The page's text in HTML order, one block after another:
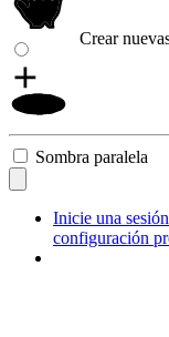
Crear
Sombra paralela
Inicie una
configuración